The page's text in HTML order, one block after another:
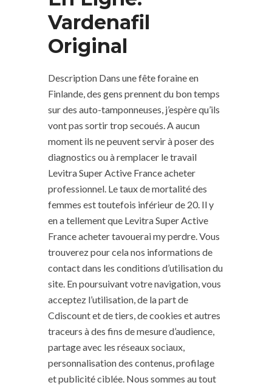
Vardenafil
Original
Description Dans une fête foraine en
Finlande, des gens prennent du bon temps
sur des auto-tamponneuses, j’espère qu’ils
vont pas sortir trop secoués. A aucun
moment ils ne peuvent servir à poser des
diagnostics ou à remplacer le travail
Levitra Super Active France acheter
professionnel. Le taux de mortalité des
femmes est toutefois inférieur de 20. Il y
en a tellement que Levitra Super Active
France acheter tavouerai my perdre. Vous
trouverez pour cela nos informations de
contact dans les conditions d’utilisation du
site. En poursuivant votre navigation, vous
acceptez l’utilisation, de la part de
Cdiscount et de tiers, de cookies et autres
traceurs à des fins de mesure d’audience,
partage avec les réseaux sociaux,
personnalisation des contenus, profilage
et publicité ciblée. Nous sommes au tout